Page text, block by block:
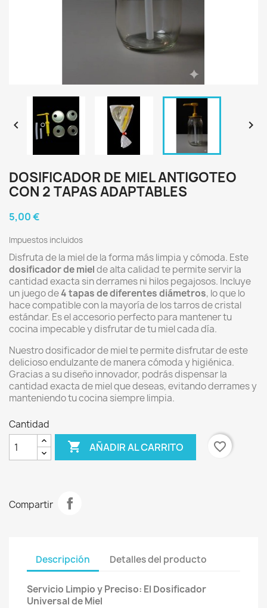
 
DOSIFICADOR DE MIEL ANTIGOTEO
CON 2 TAPAS ADAPTABLES
5,00 €
Impuestos incluidos
Disfruta de la miel de la forma más limpia y cómoda. Este
dosificador de mielde alta calidad te permite servir la
cantidad exacta sin derrames ni hilos pegajosos. Incluye
un juego de4 tapas de diferentes diámetros, lo que lo
hace compatible con la mayoría de los tarros de cristal
estándar. Es el accesorio perfecto para mantener tu
cocina impecable y disfrutar de tu miel cada día.
Nuestro dosificador de miel te permite disfrutar de este
delicioso endulzante de manera cómoda y higiénica.
Gracias a su diseño innovador, podrás dispensar la
cantidad exacta de miel que deseas,evitando derrames y
manteniendo tu cocina siempre limpia.
Cantidad
 AÑADIR AL CARRITO favorite_border
Compartir
Descripción Detalles del producto
Servicio Limpio y Preciso: El Dosificador
Universal de Miel